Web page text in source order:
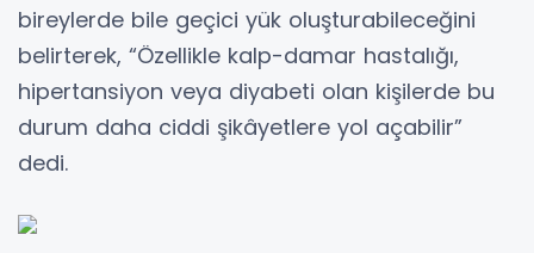
bireylerde bile geçici yük oluşturabileceğini
belirterek, “Özellikle kalp-damar hastalığı,
hipertansiyon veya diyabeti olan kişilerde bu
durum daha ciddi şikâyetlere yol açabilir”
dedi.